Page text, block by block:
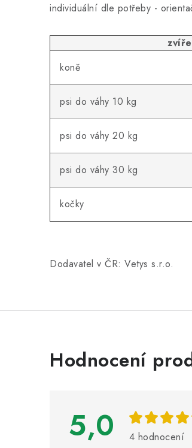
individuální dle potřeby -
zvíře
koně
psi do váhy 10 kg
psi do váhy 20 kg
psi do váhy 30 kg
kočky
Dodavatel v ČR: Vetys s.r.o.
Hodnocení
5,0 4 hodnocení
V